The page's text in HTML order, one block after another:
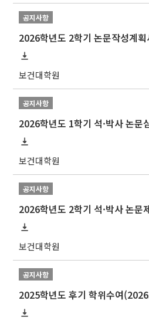
공지사항
보건대학원
공지사항
보건대학원
공지사항
보건대학원
공지사항